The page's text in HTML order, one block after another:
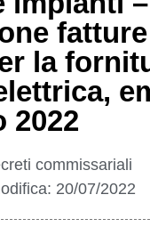
la
2022
commissariali
20/07/2022